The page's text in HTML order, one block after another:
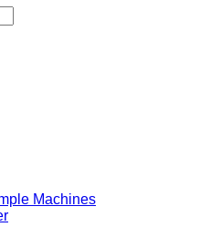
Machines